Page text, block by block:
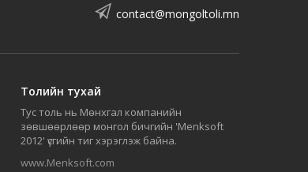
contact@mongoltoli.mn
Толийн тухай
Тус толь нь Мөнхгал компанийн
зөвшөөрлөөр монгол бичгийн 'Menksoft
2012' үсгийн тиг хэрэглэж байна.
www.Menksoft.com